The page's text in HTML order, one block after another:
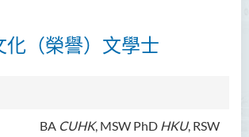
化（榮譽）文學士
BA CUHK, MSW PhD HKU, RSW
吳海雅博士
胡耀東先生